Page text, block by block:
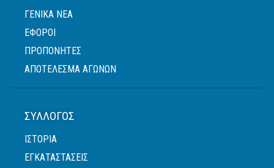
ΓΕΝΙΚΆ ΝΈΑ
ΈΦΟΡΟΙ
ΠΡΟΠΟΝΗΤΈΣ
ΑΠΟΤΕΛΕΣΜΑ ΑΓΩΝΩΝ
ΣΎΛΛΟΓΟΣ
ΙΣΤΟΡΙΑ
ΕΓΚΑΤΑΣΤΑΣΕΙΣ